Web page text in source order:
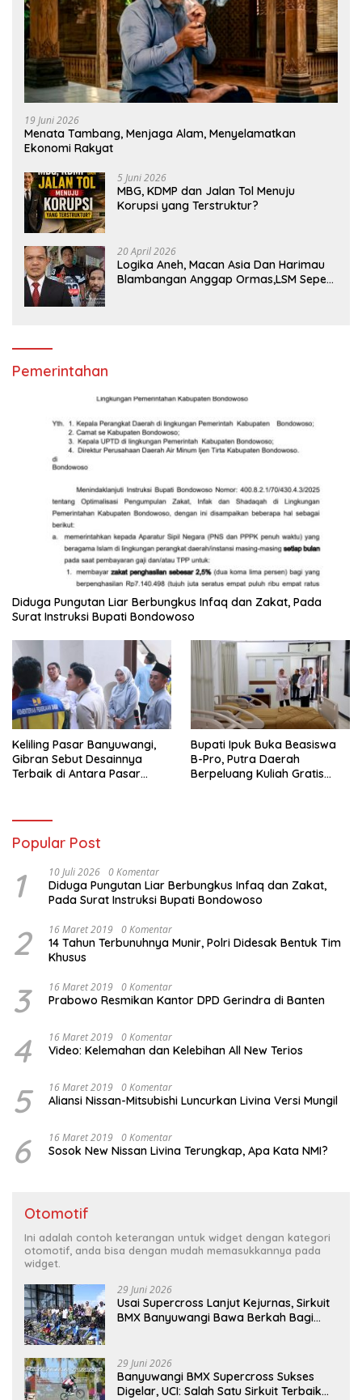
19 Juni 2026
Menata Tambang, Menjaga Alam, Menyelamatkan
Ekonomi Rakyat
5 Juni 2026
MBG, KDMP dan Jalan Tol Menuju
Korupsi yang Terstruktur?
20 April 2026
Logika Aneh, Macan Asia Dan Harimau
Blambangan Anggap Ormas,LSM Seperti
Pemerintahan
Diduga Pungutan Liar Berbungkus Infaq dan Zakat, Pada
Surat Instruksi Bupati Bondowoso
Keliling Pasar Banyuwangi,
Gibran Sebut Desainnya
Terbaik di Antara Pasar
Bupati Ipuk Buka Beasiswa
B-Pro, Putra Daerah
Berpeluang Kuliah Gratis
Popular Post
1 10 Juli 2026 0 Komentar
Diduga Pungutan Liar Berbungkus Infaq dan Zakat,
Pada Surat Instruksi Bupati Bondowoso
2 16 Maret 2019 0 Komentar
14 Tahun Terbunuhnya Munir, Polri Didesak Bentuk Tim
Khusus
3 16 Maret 2019 0 Komentar
Prabowo Resmikan Kantor DPD Gerindra di Banten
4 16 Maret 2019 0 Komentar
Video: Kelemahan dan Kelebihan All New Terios
5 16 Maret 2019 0 Komentar
Aliansi Nissan-Mitsubishi Luncurkan Livina Versi Mungil
6 16 Maret 2019 0 Komentar
Sosok New Nissan Livina Terungkap, Apa Kata NMI?
Otomotif
Ini adalah contoh keterangan untuk widget dengan kategori
otomotif, anda bisa dengan mudah memasukkannya pada
widget.
29 Juni 2026
Usai Supercross Lanjut Kejurnas, Sirkuit
BMX Banyuwangi Bawa Berkah Bagi
29 Juni 2026
Banyuwangi BMX Supercross Sukses
Digelar, UCI: Salah Satu Sirkuit Terbaik